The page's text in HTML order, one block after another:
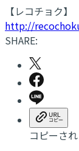
【レコチョク】
http://
SHARE:
コピーされ